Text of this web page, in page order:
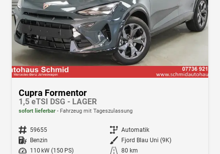
Cupra Formentor
1,5 eTSI DSG - LAGER
sofort lieferbar Fahrzeug mit Tageszulassung
Fahrzeugnr. 59655 Getriebe Automatik
Kraftstoff Benzin Außenfarbe Fjord Blau Uni (9K)
Leistung
110 kW (150 PS) Kilometerstand 80 km